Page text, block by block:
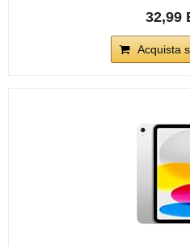
32,99
Acquista